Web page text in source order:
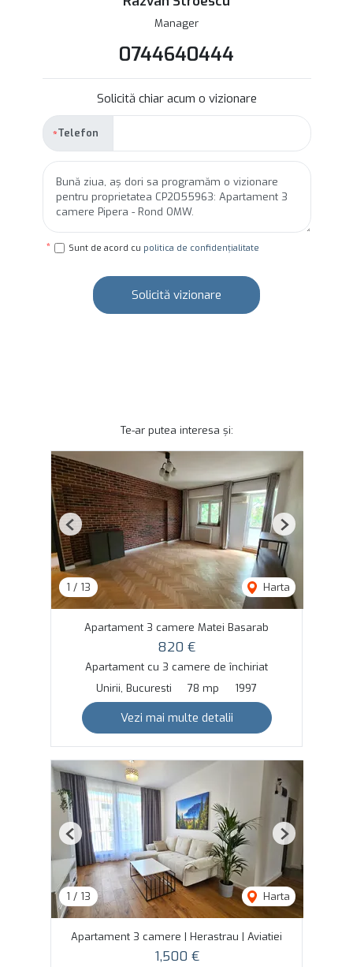
Manager
0744640444
Solicită chiar acum o vizionare
Telefon
Sunt de acord cu politica de confidențialitate
Solicită vizionare
Te-ar putea interesa și:
1 / 13 Harta
Previous Next
Apartament 3 camere Matei Basarab
820 €
Apartament cu 3 camere de închiriat
Unirii, Bucuresti
78 mp 1997
Vezi mai multe detalii
1 / 13 Harta
Previous Next
Apartament 3 camere | Herastrau | Aviatiei
1,500 €